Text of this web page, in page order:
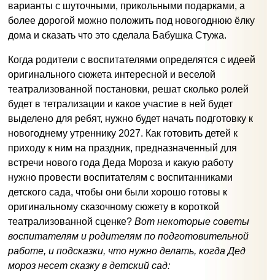
варианты с шуточными, прикольными подарками, а
более дорогой можно положить под новогоднюю ёлку
дома и сказать что это сделала Бабушка Стужа.
Когда родители с воспитателями определятся с идеей
оригинального сюжета интересной и веселой
театрализованной постановки, решат сколько ролей
будет в тетрализации и какое участие в ней будет
выделено для ребят, нужно будет начать подготовку к
новогоднему утреннику 2027. Как готовить детей к
приходу к ним на праздник, предназначенный для
встречи нового года Деда Мороза и какую работу
нужно провести воспитателям с воспитанниками
детского сада, чтобы они были хорошо готовы к
оригинальному сказочному сюжету в короткой
театрализованной сценке? Вот некоторые советы
воспитателям и родителям по подготовительной
работе, и подсказки, что нужно делать, когда Дед
мороз несет сказку в детский сад: